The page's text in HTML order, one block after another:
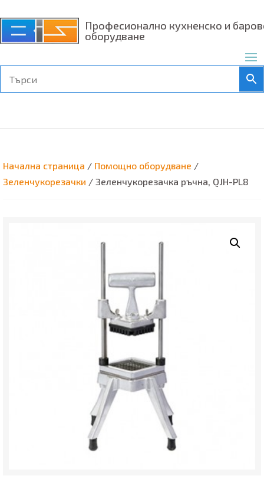
Професионално кухненско и
оборудване
Начална страница / Помощно оборудване /
Зеленчукорезачки / Зеленчукорезачка ръчна, QJH-PL8